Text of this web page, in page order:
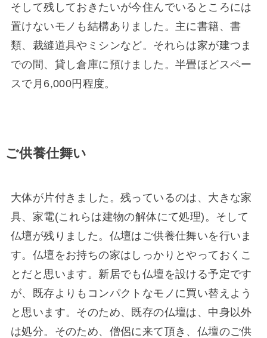
そして残しておきたいが今住んでいるところには
置けないモノも結構ありました。主に書籍、書
類、裁縫道具やミシンなど。それらは家が建つま
での間、貸し倉庫に預けました。半畳ほどスペー
スで月6,000円程度。
ご供養仕舞い
大体が片付きました。残っているのは、大きな家
具、家電(これらは建物の解体にて処理)。そして
仏壇が残りました。仏壇はご供養仕舞いを行いま
す。仏壇をお持ちの家はしっかりとやっておくこ
とだと思います。新居でも仏壇を設ける予定です
が、既存よりもコンパクトなモノに買い替えよう
と思います。そのため、既存の仏壇は、中身以外
は処分。そのため、僧侶に来て頂き、仏壇のご供